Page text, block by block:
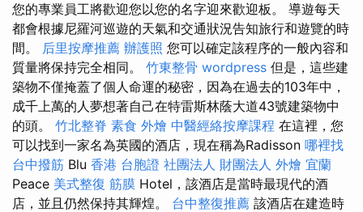
您的專業員工將歡迎您以您的名字迎來歡迎板。 導遊每天
都會根據尼羅河巡遊的天氣和交通狀況告知旅行和遊覽的時
間。 后里按摩推薦 辦護照 您可以確定該程序的一般內容和
質量將保持完全相同。 竹東整骨 wordpress 但是，這些建
築物不僅掩蓋了個人命運的秘密，因為在過去的103年中，
成千上萬的人夢想著自己在特雷斯林蔭大道43號建築物中
的頭。 竹北整脊 素食 外燴 中醫經絡按摩課程 在這裡，您
可以找到一家名為英國的酒店，現在稱為Radisson 哪裡找
台中撥筋 Blu 香港 台胞證 社團法人 財團法人 外燴 宜蘭
Peace 美式整復 筋膜 Hotel，該酒店是當時最現代的酒
店，並且仍然保持其輝煌。 台中整復推薦 該酒店在建造時